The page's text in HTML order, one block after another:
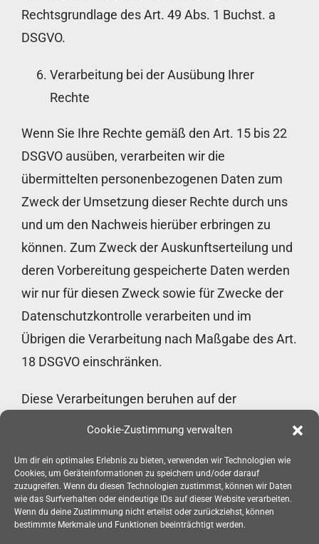
Cookie-Zustimmung verwalten
Um dir ein optimales Erlebnis zu bieten, verwenden wir Technologien wie
Cookies, um Geräteinformationen zu speichern und/oder darauf
zuzugreifen. Wenn du diesen Technologien zustimmst, können wir Daten
wie das Surfverhalten oder eindeutige IDs auf dieser Website verarbeiten.
Wenn du deine Zustimmung nicht erteilst oder zurückziehst, können
bestimmte Merkmale und Funktionen beeinträchtigt werden.
Rechtsgrundlage des Art. 49 Abs. 1 Buchst. a
DSGVO.
Verarbeitung bei der Ausübung Ihrer
Rechte
Wenn Sie Ihre Rechte gemäß den Art. 15 bis 22
DSGVO ausüben, verarbeiten wir die
übermittelten personenbezogenen Daten zum
Zweck der Umsetzung dieser Rechte durch uns
und um den Nachweis hierüber erbringen zu
können. Zum Zweck der Auskunftserteilung und
deren Vorbereitung gespeicherte Daten werden
wir nur für diesen Zweck sowie für Zwecke der
Datenschutzkontrolle verarbeiten und im
Übrigen die Verarbeitung nach Maßgabe des Art.
18 DSGVO einschränken.
Diese Verarbeitungen beruhen auf der
Rechtsgrundlage des
Art. 15 bis 22 DSGVO und § 34 Abs. 2 BDSG.
Ihre Rechte